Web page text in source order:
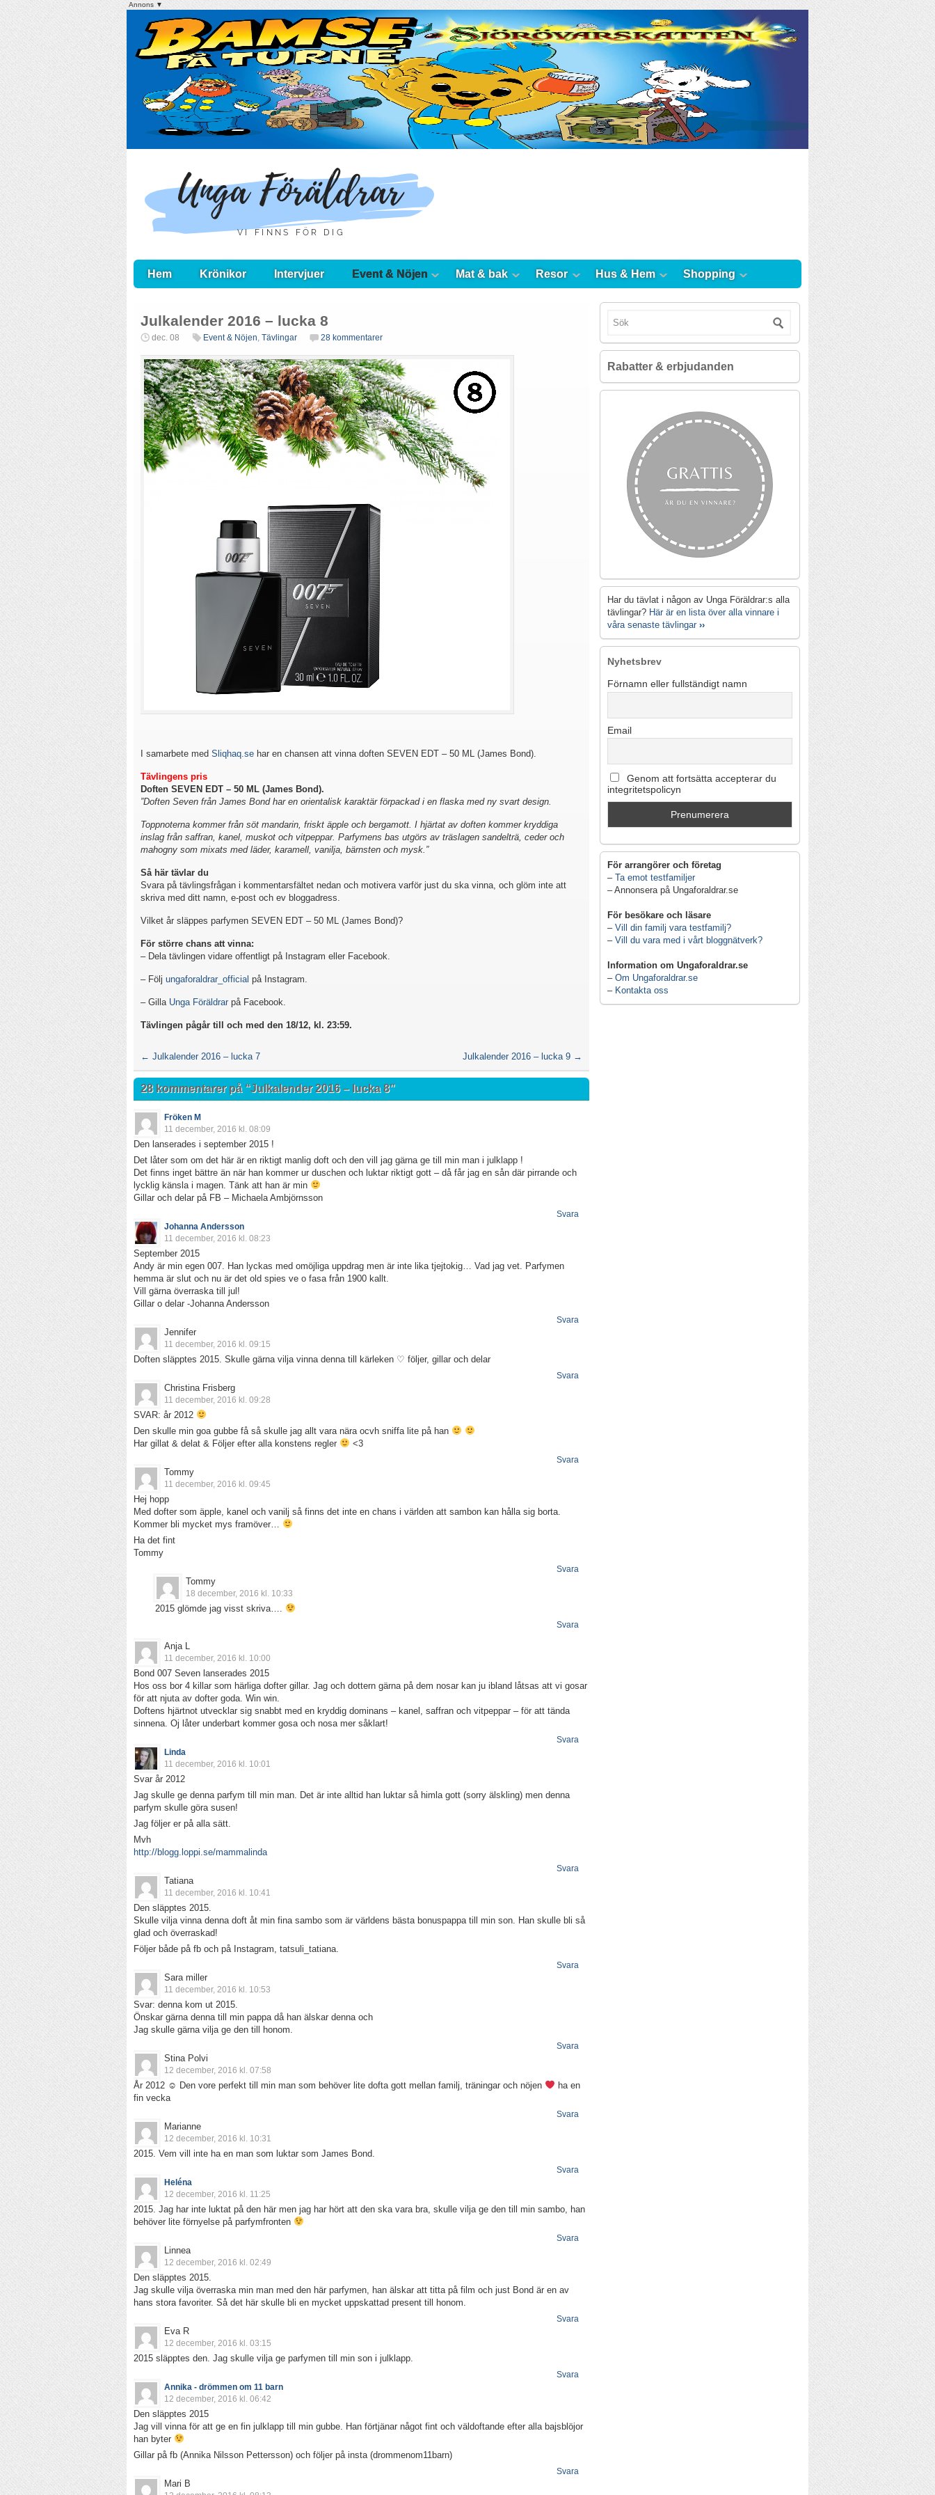
Annons ▼
Hem Krönikor Intervjuer Event & Nöjen Mat & bak Resor Hus & Hem Shopping
Julkalender 2016 – lucka 8
dec. 08 Event & Nöjen, Tävlingar 28 kommentarer
I samarbete med Sliqhaq.se har en chansen att vinna doften SEVEN EDT – 50 ML (James Bond).
Tävlingens pris
Doften SEVEN EDT – 50 ML (James Bond).
”Doften Seven från James Bond har en orientalisk karaktär förpackad i en flaska med ny svart design.
Toppnoterna kommer från söt mandarin, friskt äpple och bergamott. I hjärtat av doften kommer kryddiga
inslag från saffran, kanel, muskot och vitpeppar. Parfymens bas utgörs av träslagen sandelträ, ceder och
mahogny som mixats med läder, karamell, vanilja, bärnsten och mysk.”
Så här tävlar du
Svara på tävlingsfrågan i kommentarsfältet nedan och motivera varför just du ska vinna, och glöm inte att
skriva med ditt namn, e-post och ev bloggadress.
Vilket år släppes parfymen SEVEN EDT – 50 ML (James Bond)?
För större chans att vinna:
– Dela tävlingen vidare offentligt på Instagram eller Facebook.
– Följ ungaforaldrar_official på Instagram.
– Gilla Unga Föräldrar på Facebook.
Tävlingen pågår till och med den 18/12, kl. 23:59.
← Julkalender 2016 – lucka 7 Julkalender 2016 – lucka 9 →
28 kommentarer på “Julkalender 2016 – lucka 8”
Fröken M
11 december, 2016 kl. 08:09
Den lanserades i september 2015 !
Det låter som om det här är en riktigt manlig doft och den vill jag gärna ge till min man i julklapp !
Det finns inget bättre än när han kommer ur duschen och luktar riktigt gott – då får jag en sån där pirrande och
lycklig känsla i magen. Tänk att han är min
Gillar och delar på FB – Michaela Ambjörnsson
Svara
Johanna Andersson
11 december, 2016 kl. 08:23
September 2015
Andy är min egen 007. Han lyckas med omöjliga uppdrag men är inte lika tjejtokig… Vad jag vet. Parfymen
hemma är slut och nu är det old spies ve o fasa från 1900 kallt.
Vill gärna överraska till jul!
Gillar o delar -Johanna Andersson
Svara
Jennifer
11 december, 2016 kl. 09:15
Doften släpptes 2015. Skulle gärna vilja vinna denna till kärleken ♡ följer, gillar och delar
Svara
Christina Frisberg
11 december, 2016 kl. 09:28
SVAR: år 2012
Den skulle min goa gubbe få så skulle jag allt vara nära ocvh sniffa lite på han
Har gillat & delat & Följer efter alla konstens regler
<3
Svara
Tommy
11 december, 2016 kl. 09:45
Hej hopp
Med dofter som äpple, kanel och vanilj så finns det inte en chans i världen att sambon kan hålla sig borta.
Kommer bli mycket mys framöver…
Ha det fint
Tommy
Svara
Tommy
18 december, 2016 kl. 10:33
2015 glömde jag visst skriva….
Svara
Anja L
11 december, 2016 kl. 10:00
Bond 007 Seven lanserades 2015
Hos oss bor 4 killar som härliga dofter gillar. Jag och dottern gärna på dem nosar kan ju ibland låtsas att vi gosar
för att njuta av dofter goda. Win win.
Doftens hjärtnot utvecklar sig snabbt med en kryddig dominans – kanel, saffran och vitpeppar – för att tända
sinnena. Oj låter underbart kommer gosa och nosa mer såklart!
Svara
Linda
11 december, 2016 kl. 10:01
Svar år 2012
Jag skulle ge denna parfym till min man. Det är inte alltid han luktar så himla gott (sorry älskling) men denna
parfym skulle göra susen!
Jag följer er på alla sätt.
Mvh
http://blogg.loppi.se/mammalinda
Svara
Tatiana
11 december, 2016 kl. 10:41
Den släpptes 2015.
Skulle vilja vinna denna doft åt min fina sambo som är världens bästa bonuspappa till min son. Han skulle bli så
glad och överraskad!
Följer både på fb och på Instagram, tatsuli_tatiana.
Svara
Sara miller
11 december, 2016 kl. 10:53
Svar: denna kom ut 2015.
Önskar gärna denna till min pappa då han älskar denna och
Jag skulle gärna vilja ge den till honom.
Svara
Stina Polvi
12 december, 2016 kl. 07:58
År 2012 ☺ Den vore perfekt till min man som behöver lite dofta gott mellan familj, träningar och nöjen
ha en
fin vecka
Svara
Marianne
12 december, 2016 kl. 10:31
2015. Vem vill inte ha en man som luktar som James Bond.
Svara
Heléna
12 december, 2016 kl. 11:25
2015. Jag har inte luktat på den här men jag har hört att den ska vara bra, skulle vilja ge den till min sambo, han
behöver lite förnyelse på parfymfronten
Svara
Linnea
12 december, 2016 kl. 02:49
Den släpptes 2015.
Jag skulle vilja överraska min man med den här parfymen, han älskar att titta på film och just Bond är en av
hans stora favoriter. Så det här skulle bli en mycket uppskattad present till honom.
Svara
Eva R
12 december, 2016 kl. 03:15
2015 släpptes den. Jag skulle vilja ge parfymen till min son i julklapp.
Svara
Annika - drömmen om 11 barn
12 december, 2016 kl. 06:42
Den släpptes 2015
Jag vill vinna för att ge en fin julklapp till min gubbe. Han förtjänar något fint och väldoftande efter alla bajsblöjor
han byter
Gillar på fb (Annika Nilsson Pettersson) och följer på insta (drommenom11barn)
Svara
Mari B
Rabatter & erbjudanden
Har du tävlat i någon av Unga Föräldrar:s alla
tävlingar? Här är en lista över alla vinnare i
våra senaste tävlingar ››
Nyhetsbrev
Förnamn eller fullständigt namn
Email
Genom att fortsätta accepterar du
integritetspolicyn
För arrangörer och företag
– Ta emot testfamiljer
– Annonsera på Ungaforaldrar.se
För besökare och läsare
– Vill din familj vara testfamilj?
– Vill du vara med i vårt bloggnätverk?
Information om Ungaforaldrar.se
– Om Ungaforaldrar.se
– Kontakta oss